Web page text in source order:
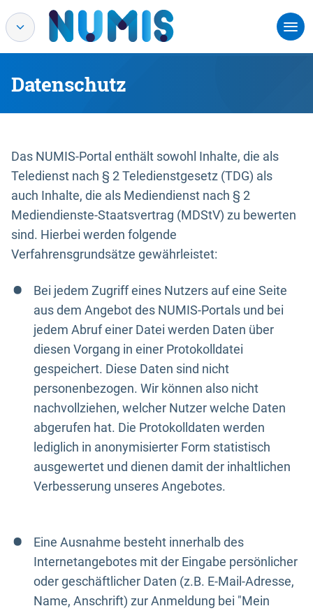
Datenschutz
Das NUMIS-Portal enthält sowohl Inhalte, die als
Teledienst nach § 2 Teledienstgesetz (TDG) als
auch Inhalte, die als Mediendienst nach § 2
Mediendienste-Staatsvertrag (MDStV) zu bewerten
sind. Hierbei werden folgende
Verfahrensgrundsätze gewährleistet:
Bei jedem Zugriff eines Nutzers auf eine Seite
aus dem Angebot des NUMIS-Portals und bei
jedem Abruf einer Datei werden Daten über
diesen Vorgang in einer Protokolldatei
gespeichert. Diese Daten sind nicht
personenbezogen. Wir können also nicht
nachvollziehen, welcher Nutzer welche Daten
abgerufen hat. Die Protokolldaten werden
lediglich in anonymisierter Form statistisch
ausgewertet und dienen damit der inhaltlichen
Verbesserung unseres Angebotes.
Eine Ausnahme besteht innerhalb des
Internetangebotes mit der Eingabe persönlicher
oder geschäftlicher Daten (z.B. E-Mail-Adresse,
Name, Anschrift) zur Anmeldung bei "Mein